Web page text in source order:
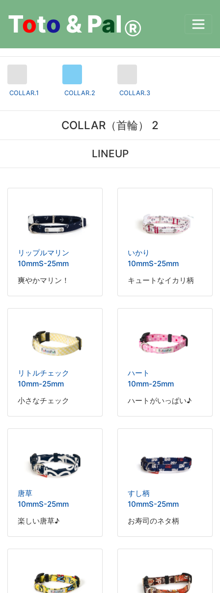
Toto & Pal Ⓡ
COLLAR.1 COLLAR.2 COLLAR.3
COLLAR（首輪） 2
LINEUP
リップルマリン
10mmS-25mm
爽やかマリン！
いかり
10mmS-25mm
キュートなイカリ柄
リトルチェック
10mm-25mm
小さなチェック
ハート
10mm-25mm
ハートがいっぱい♪
唐草
10mmS-25mm
楽しい唐草♪
すし柄
10mmS-25mm
お寿司のネタ柄